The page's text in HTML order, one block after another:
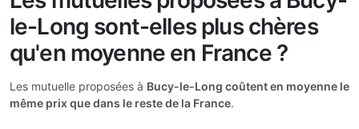
le-Long sont-elles plus chères
qu'en moyenne en France ?
Les mutuelle proposées à Bucy-le-Long coûtent en moyenne le
même prix que dans le reste de la France.